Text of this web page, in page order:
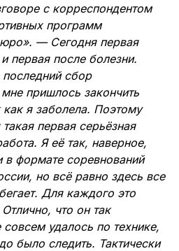
с корреспондентом
программ
— Сегодня первая
первая после болезни.
сбор
пришлось закончить
я заболела. Поэтому
первая серьёзная
Я её так, наверное,
в формате соревнований
но всё равно здесь все
Для каждого это
что он так
удалось по технике,
было следить. Тактически